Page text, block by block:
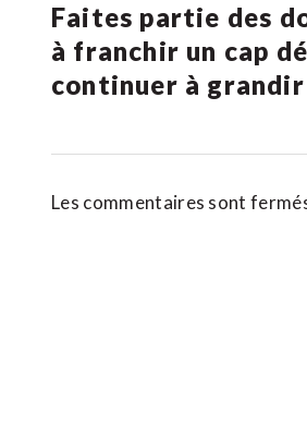
Faites partie des
à franchir un cap
continuer à
Les commentaires sont